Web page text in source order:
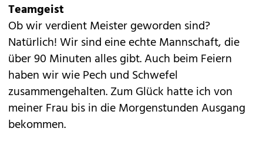
Teamgeist
Ob wir verdient Meister geworden sind?
Natürlich! Wir sind ­eine echte Mannschaft, die
über 90 Minuten alles gibt. Auch beim Feiern
haben wir wie Pech und Schwefel
zusammengehalten. Zum Glück hatte ich von
meiner Frau bis in die Morgenstunden Ausgang
bekommen.